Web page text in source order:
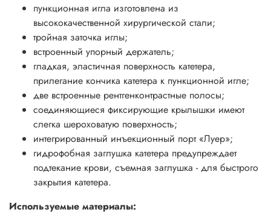
пункционная игла изготовлена из
высококачественной хирургической стали;
тройная заточка иглы;
встроенный упорный держатель;
гладкая, эластичная поверхность катетера,
прилегание кончика катетера к пункционной игле;
две встроенные рентгенконтрастные полосы;
соединяющиеся фиксирующие крылышки имеют
слегка шероховатую поверхность;
интегрированный инъекционный порт «Луер»;
гидрофобная заглушка катетера предупреждает
подтекание крови, съемная заглушка - для быстрого
закрытия катетера.
Используемые материалы: